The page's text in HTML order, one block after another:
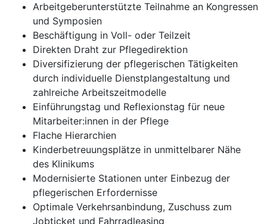
Arbeitgeberunterstützte Teilnahme an Kongressen
und Symposien
Beschäftigung in Voll- oder Teilzeit
Direkten Draht zur Pflegedirektion
Diversifizierung der pflegerischen Tätigkeiten
durch individuelle Dienstplangestaltung und
zahlreiche Arbeitszeitmodelle
Einführungstag und Reflexionstag für neue
Mitarbeiter:innen in der Pflege
Flache Hierarchien
Kinderbetreuungsplätze in unmittelbarer Nähe
des Klinikums
Modernisierte Stationen unter Einbezug der
pflegerischen Erfordernisse
Optimale Verkehrsanbindung, Zuschuss zum
Jobticket und Fahrradleasing